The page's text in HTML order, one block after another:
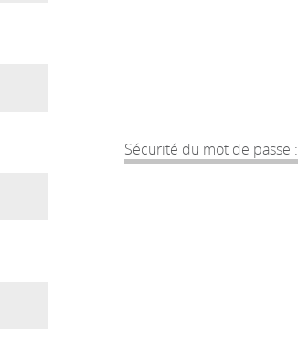
Sécurité du mot de passe :